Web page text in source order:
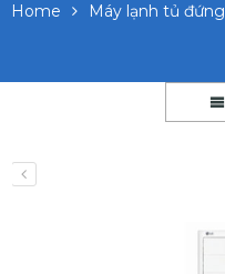
Home Máy lạnh tủ đứng